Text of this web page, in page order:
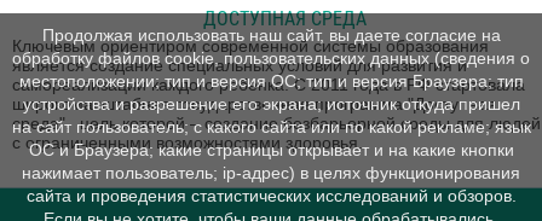
ДОСТУПНАЯ СРЕДА
Ключевым ориентиром современной системы образования
является создание специальных условий для развития и
самореализации каждого ребенка. С 2011 года в РФ стартовала
широкомасштабная государственная программа "Доступная
среда", цель которой – создание безбарьерной среды для людей
с ограниченными возможностями здоровья.
Продолжая использовать наш сайт, вы даете согласие на
обработку файлов cookie, пользовательских данных (сведения о
местоположении; тип и версия ОС; тип и версия Браузера; тип
устройства и разрешение его экрана; источник откуда пришел
на сайт пользователь; с какого сайта или по какой рекламе; язык
ОС и Браузера; какие страницы открывает и на какие кнопки
нажимает пользователь; ip-адрес) в целях функционирования
сайта и проведения статистических исследований и обзоров.